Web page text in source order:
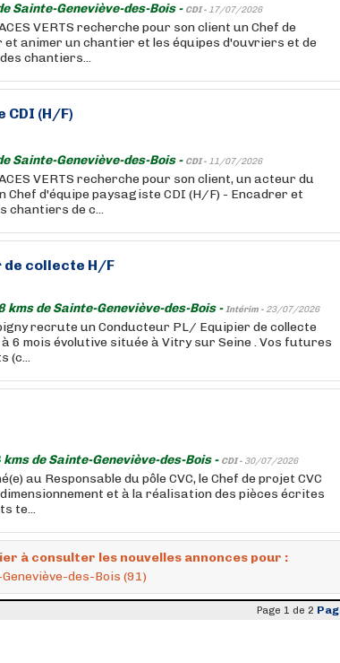
Sainte-Geneviève-des-Bois - CDI - 17/07/2026
VERTS recherche pour son client un Chef de
animer un chantier et les équipes d'ouvriers et de
chantiers...
CDI (H/F)
Sainte-Geneviève-des-Bois - CDI - 11/07/2026
VERTS recherche pour son client, un acteur du
Chef d'équipe paysagiste CDI (H/F) - Encadrer et
chantiers de c...
de collecte H/F
de Sainte-Geneviève-des-Bois -Intérim - 23/07/2026
recrute un Conducteur PL/ Equipier de collecte
6 mois évolutive située à Vitry sur Seine . Vos futures
(c...
de Sainte-Geneviève-des-Bois - CDI - 30/07/2026
au Responsable du pôle CVC, le Chef de projet CVC
et à la réalisation des pièces écrites
te...
à consulter les nouvelles annonces pour :
des-Bois (91)
Page 1 de 2